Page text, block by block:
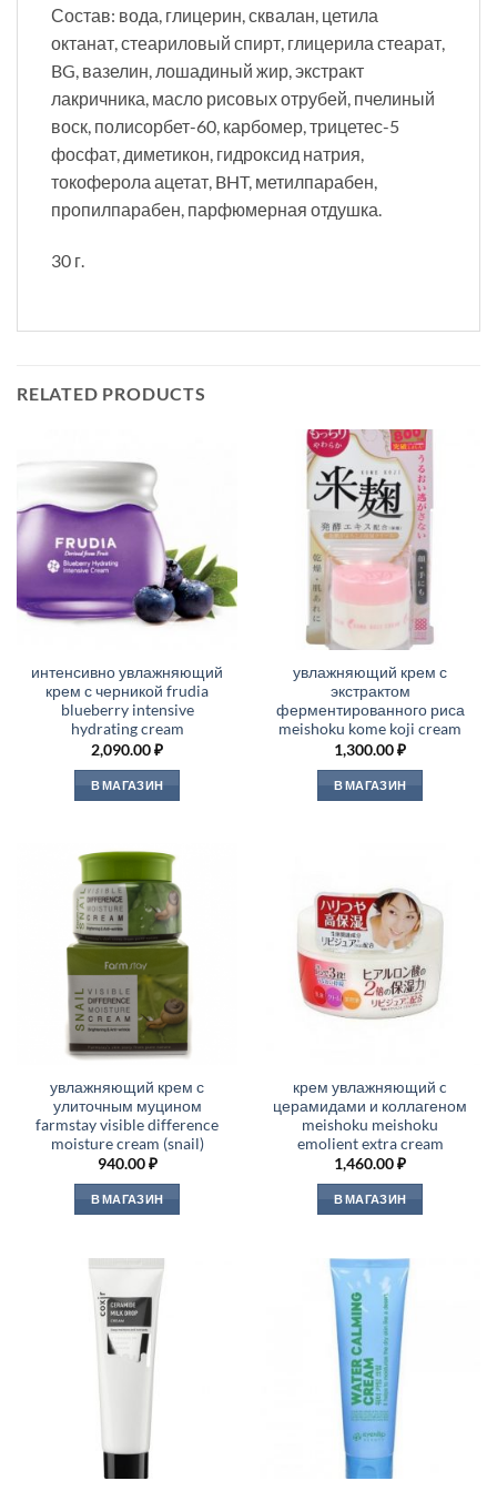
Состав: вода, глицерин, сквалан, цетила
октанат, стеариловый спирт, глицерила стеарат,
BG, вазелин, лошадиный жир, экстракт
лакричника, масло рисовых отрубей, пчелиный
воск, полисорбет-60, карбомер, трицетес-5
фосфат, диметикон, гидроксид натрия,
токоферола ацетат, BHT, метилпарабен,
пропилпарабен, парфюмерная отдушка.
30 г.
RELATED PRODUCTS
интенсивно увлажняющий
крем с черникой frudia
blueberry intensive
hydrating cream
2,090.00₽
В МАГАЗИН
увлажняющий крем с
экстрактом
ферментированного риса
meishoku kome koji cream
1,300.00₽
В МАГАЗИН
увлажняющий крем с
улиточным муцином
farmstay visible difference
moisture cream (snail)
940.00₽
В МАГАЗИН
крем увлажняющий c
церамидами и коллагеном
meishoku meishoku
emolient extra cream
1,460.00₽
В МАГАЗИН